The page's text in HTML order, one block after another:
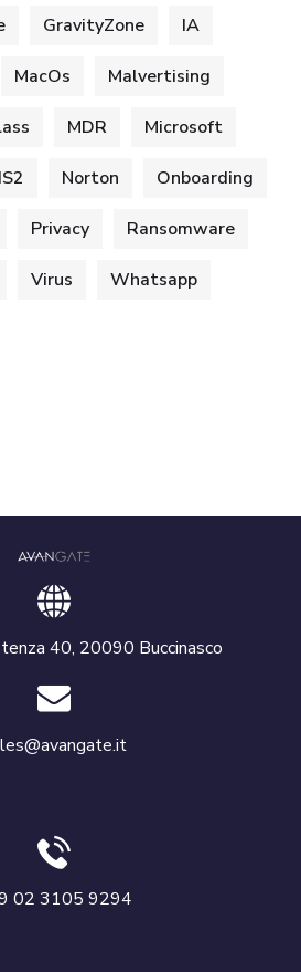
GravityZone IA
MacOs Malvertising
MDR Microsoft
Norton Onboarding
Privacy Ransomware
Virus Whatsapp
40, 20090 Buccinasco
02 3105 9294